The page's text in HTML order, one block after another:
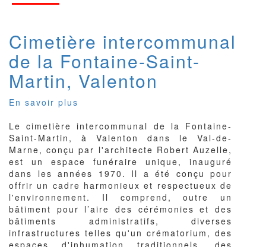
Cimetière intercommunal
de la Fontaine-Saint-
Martin, Valenton
En savoir plus
intercommunal
de
la
Fontaine-
Saint-
Martin,
Valenton
Le cimetière intercommunal de la Fontaine-
Saint-Martin, à Valenton dans le Val-de-
Marne, conçu par l'architecte Robert Auzelle,
est un espace funéraire unique, inauguré
dans les années 1970. Il a été conçu pour
offrir un cadre harmonieux et respectueux de
l'environnement. Il comprend, outre un
bâtiment pour l’aire des cérémonies et des
bâtiments administratifs, diverses
infrastructures telles qu'un crématorium, des
espaces d'inhumation traditionnels, des